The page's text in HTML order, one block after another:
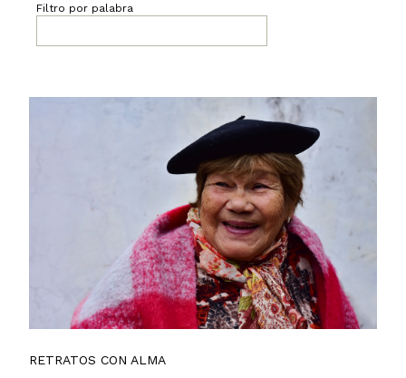
Filtro por palabra
RETRATOS CON ALMA